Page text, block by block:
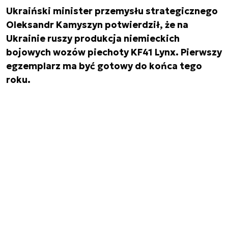
Ukraiński minister przemysłu strategicznego
Oleksandr Kamyszyn potwierdził, że na
Ukrainie ruszy produkcja niemieckich
bojowych wozów piechoty KF41 Lynx. Pierwszy
egzemplarz ma być gotowy do końca tego
roku.